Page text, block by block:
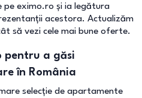
eximo.ro și ia legătura
acestora. Actualizăm
să vezi cele mai bune oferte.
pentru a găsi
în România
selecție de apartamente